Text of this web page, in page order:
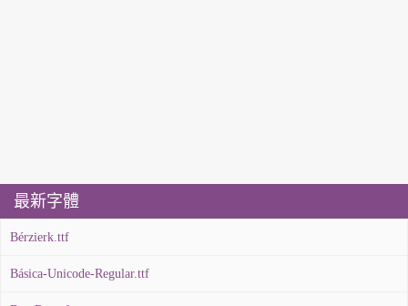
最新字體
Bérzierk.ttf
Básica-Unicode-Regular.ttf